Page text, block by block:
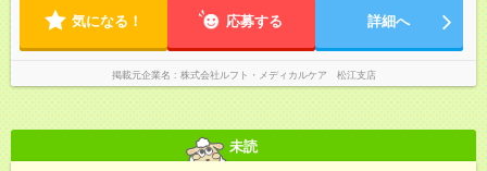
気になる！ 応募する 詳細へ
掲載元企業名 株式会社ルフト・メディカルケア 松江支店
未読